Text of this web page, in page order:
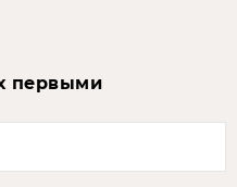
первыми